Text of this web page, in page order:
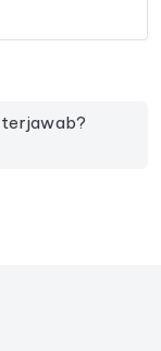
terjawab?